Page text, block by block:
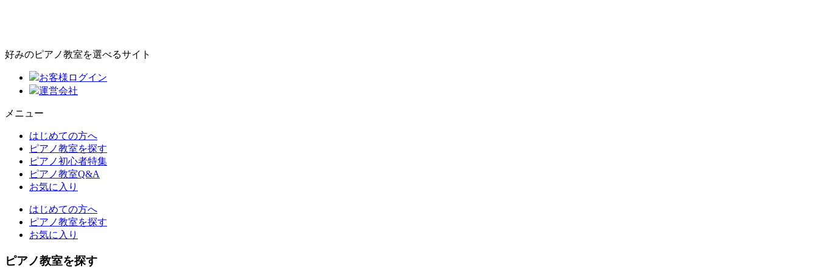
好みのピアノ教室を選べるサイト
お客様ログイン
運営会社
メニュー
はじめての方へ
ピアノ教室を探す
ピアノ初心者特集
ピアノ教室Q&A
お気に入り
はじめての方へ
ピアノ教室を探す
お気に入り
ピアノ教室を探す